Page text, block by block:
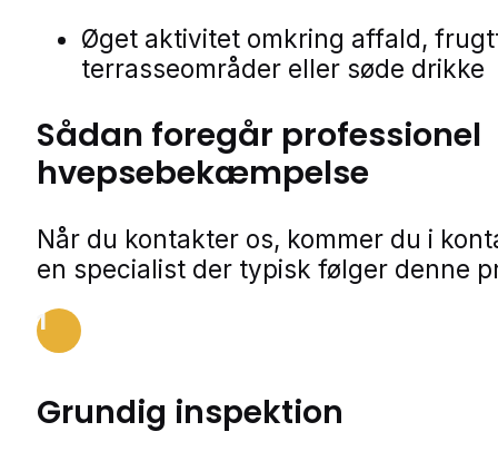
Øget aktivitet omkring affald,
terrasseområder eller søde drikke
Sådan foregår professionel
hvepsebekæmpelse
Når du kontakter os, kommer du i
en specialist der typisk følger denne
1
Grundig inspektion